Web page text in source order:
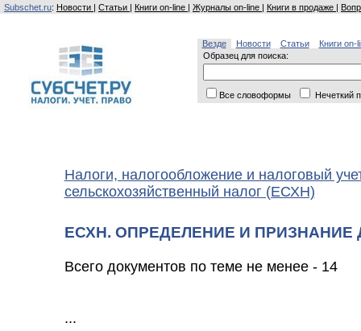
Subschet.ru: Новости | Статьи | Книги on-line | Журналы on-line | Книги в продаже |
Везде Новости Статьи
Книги on-
Образец для поиска:
Все словоформы Нечеткий
Налоги, налогообложение и налоговый
сельскохозяйственный налог (ЕСХН)
ЕСХН. ОПРЕДЕЛЕНИЕ И ПРИЗНАНИЕ
Всего документов по теме не менее - 14
...